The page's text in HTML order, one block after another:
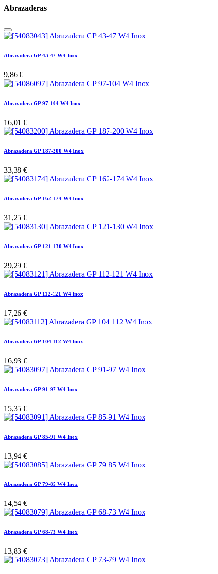
Abrazaderas
Abrazadera GP 43-47 W4 Inox
9,86 €
Abrazadera GP 97-104 W4 Inox
16,01 €
Abrazadera GP 187-200 W4 Inox
33,38 €
Abrazadera GP 162-174 W4 Inox
31,25 €
Abrazadera GP 121-130 W4 Inox
29,29 €
Abrazadera GP 112-121 W4 Inox
17,26 €
Abrazadera GP 104-112 W4 Inox
16,93 €
Abrazadera GP 91-97 W4 Inox
15,35 €
Abrazadera GP 85-91 W4 Inox
13,94 €
Abrazadera GP 79-85 W4 Inox
14,54 €
Abrazadera GP 68-73 W4 Inox
13,83 €